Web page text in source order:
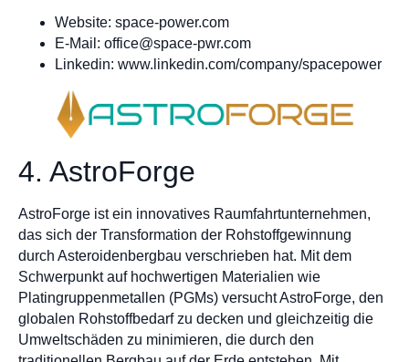
Website: space-power.com
E-Mail: office@space-pwr.com
Linkedin: www.linkedin.com/company/spacepower
4. AstroForge
AstroForge ist ein innovatives Raumfahrtunternehmen,
das sich der Transformation der Rohstoffgewinnung
durch Asteroidenbergbau verschrieben hat. Mit dem
Schwerpunkt auf hochwertigen Materialien wie
Platingruppenmetallen (PGMs) versucht AstroForge, den
globalen Rohstoffbedarf zu decken und gleichzeitig die
Umweltschäden zu minimieren, die durch den